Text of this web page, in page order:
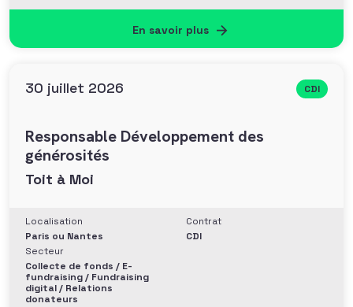
En savoir plus
30 juillet 2026 CDI
Responsable Développement des
générosités
Toit à Moi
Localisation
Paris ou Nantes
Secteur
Collecte de fonds / E-
fundraising / Fundraising
digital / Relations
donateurs
Contrat
CDI